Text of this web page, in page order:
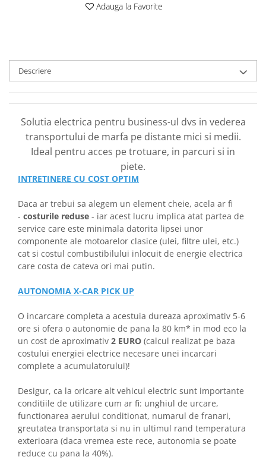
Adauga la Favorite
Descriere
Solutia electrica pentru business-ul dvs in vederea
transportului de marfa pe distante mici si medii.
Ideal pentru acces pe trotuare, in parcuri si in
piete.
INTRETINERE CU COST OPTIM
Daca ar trebui sa alegem un element cheie, acela ar fi
- costurile reduse - iar acest lucru implica atat partea de
service care este minimala datorita lipsei unor
componente ale motoarelor clasice (ulei, filtre ulei, etc.)
cat si costul combustibilului inlocuit de energie electrica
care costa de cateva ori mai putin.
AUTONOMIA X-CAR PICK UP
O incarcare completa a acestuia dureaza aproximativ 5-6
ore si ofera o autonomie de pana la 80 km* in mod eco la
un cost de aproximativ 2 EURO (calcul realizat pe baza
costului energiei electrice necesare unei incarcari
complete a acumulatorului)!
Desigur, ca la oricare alt vehicul electric sunt importante
conditiile de utilizare cum ar fi: unghiul de urcare,
functionarea aerului conditionat, numarul de franari,
greutatea transportata si nu in ultimul rand temperatura
exterioara (daca vremea este rece, autonomia se poate
reduce cu pana la 40%).